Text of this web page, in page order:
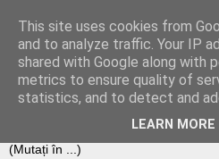
This site uses cookies from
and to analyze traffic. Your IP
shared with Google along with
metrics to ensure quality of
statistics, and to detect and
LEARN MORE